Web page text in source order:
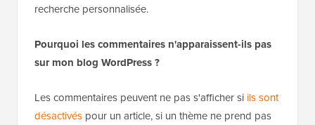
recherche personnalisée.
Pourquoi les commentaires n'apparaissent-ils pas
sur mon blog WordPress ?
Les commentaires peuvent ne pas s'afficher si ils sont
désactivés pour un article, si un thème ne prend pas